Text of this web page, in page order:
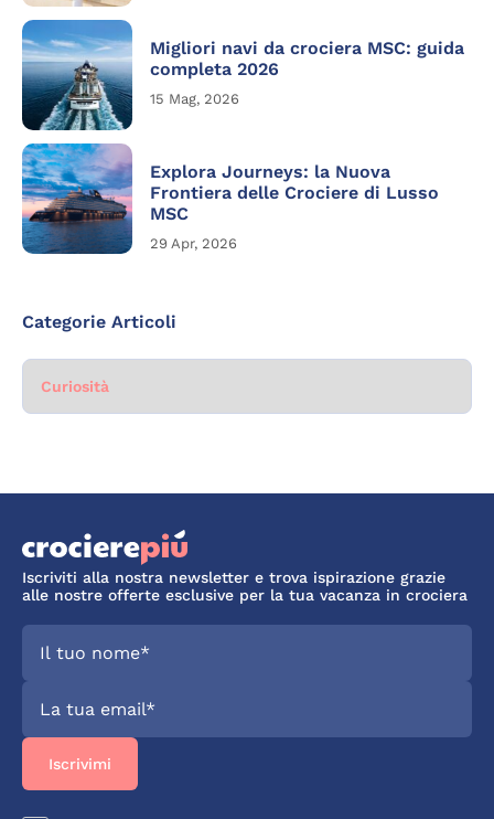
Migliori navi da crociera MSC: guida
completa 2026
15 Mag, 2026
Explora Journeys: la Nuova
Frontiera delle Crociere di Lusso
MSC
29 Apr, 2026
Categorie Articoli
Categorie
Iscriviti alla nostra newsletter e trova ispirazione grazie
alle nostre offerte esclusive per la tua vacanza in crociera